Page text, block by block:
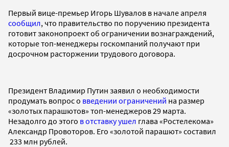
Первый вице-премьер Игорь Шувалов в начале апреля
сообщил, что правительство по поручению президента
готовит законопроект об ограничении вознаграждений,
которые топ-менеджеры госкомпаний получают при
досрочном расторжении трудового договора.
Президент Владимир Путин заявил о необходимости
продумать вопрос о введении ограничений на размер
«золотых парашютов» топ-менеджеров 29 марта.
Незадолго до этого в отставку ушел глава «Ростелекома»
Александр Провоторов. Его «золотой парашют» составил
233 млн рублей.